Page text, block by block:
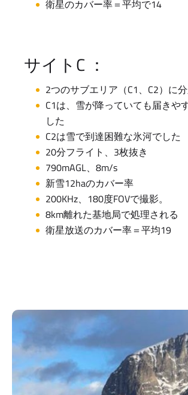
衛星のカバー率＝平均で14
サイトC ：
2つのサブエリア（C1、C2）に分
C1は、雪が降っていても届きや
した
C2は雪で到達困難な氷河でした
20分フライト、3枚抜き
790mAGL、8m/s
新雪12haのカバー率
200KHz、180度FOVで撮影。
8km離れた基地局で処理される
衛星放送のカバー率＝平均19